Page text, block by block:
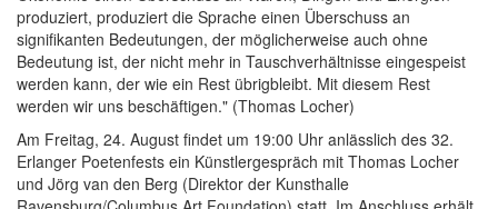
produziert, produziert die Sprache einen Überschuss an
signifikanten Bedeutungen, der möglicherweise auch ohne
Bedeutung ist, der nicht mehr in Tauschverhältnisse eingespeist
werden kann, der wie ein Rest übrigbleibt. Mit diesem Rest
werden wir uns beschäftigen." (Thomas Locher)
Am Freitag, 24. August findet um 19:00 Uhr anlässlich des 32.
Erlanger Poetenfests ein Künstlergespräch mit Thomas Locher
und Jörg van den Berg (Direktor der Kunsthalle